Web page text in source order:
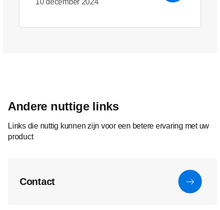
10 december 2024
Andere nuttige links
Links die nuttig kunnen zijn voor een betere ervaring met uw
product
Contact